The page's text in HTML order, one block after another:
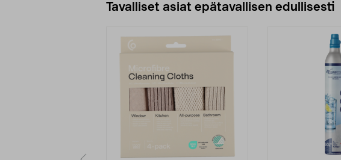
Tavalliset asiat epätavallisen edullisesti